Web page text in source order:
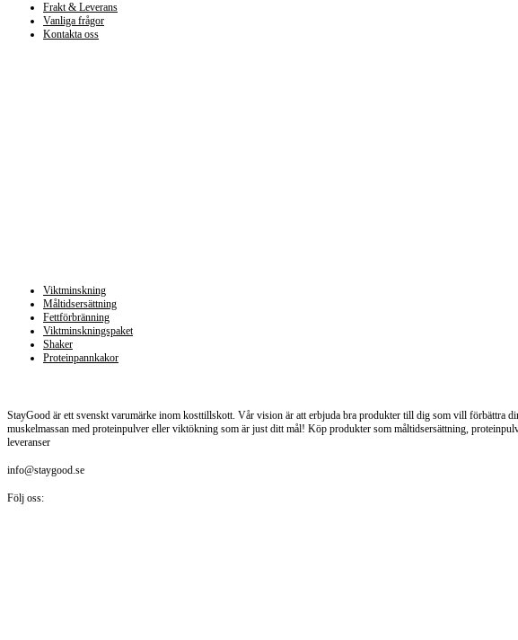
Frakt & Leverans
Vanliga frågor
Kontakta oss
Viktminskning
Måltidsersättning
Fettförbränning
Viktminskningspaket
Shaker
Proteinpannkakor
StayGood är ett svenskt varumärke inom kosttillskott. Vår vision är att erbjuda bra produkter till dig som vill
muskelmassan med proteinpulver eller viktökning som är just ditt mål! Köp produkter som måltidsersättning,
leveranser
info@staygood.se
Följ oss: